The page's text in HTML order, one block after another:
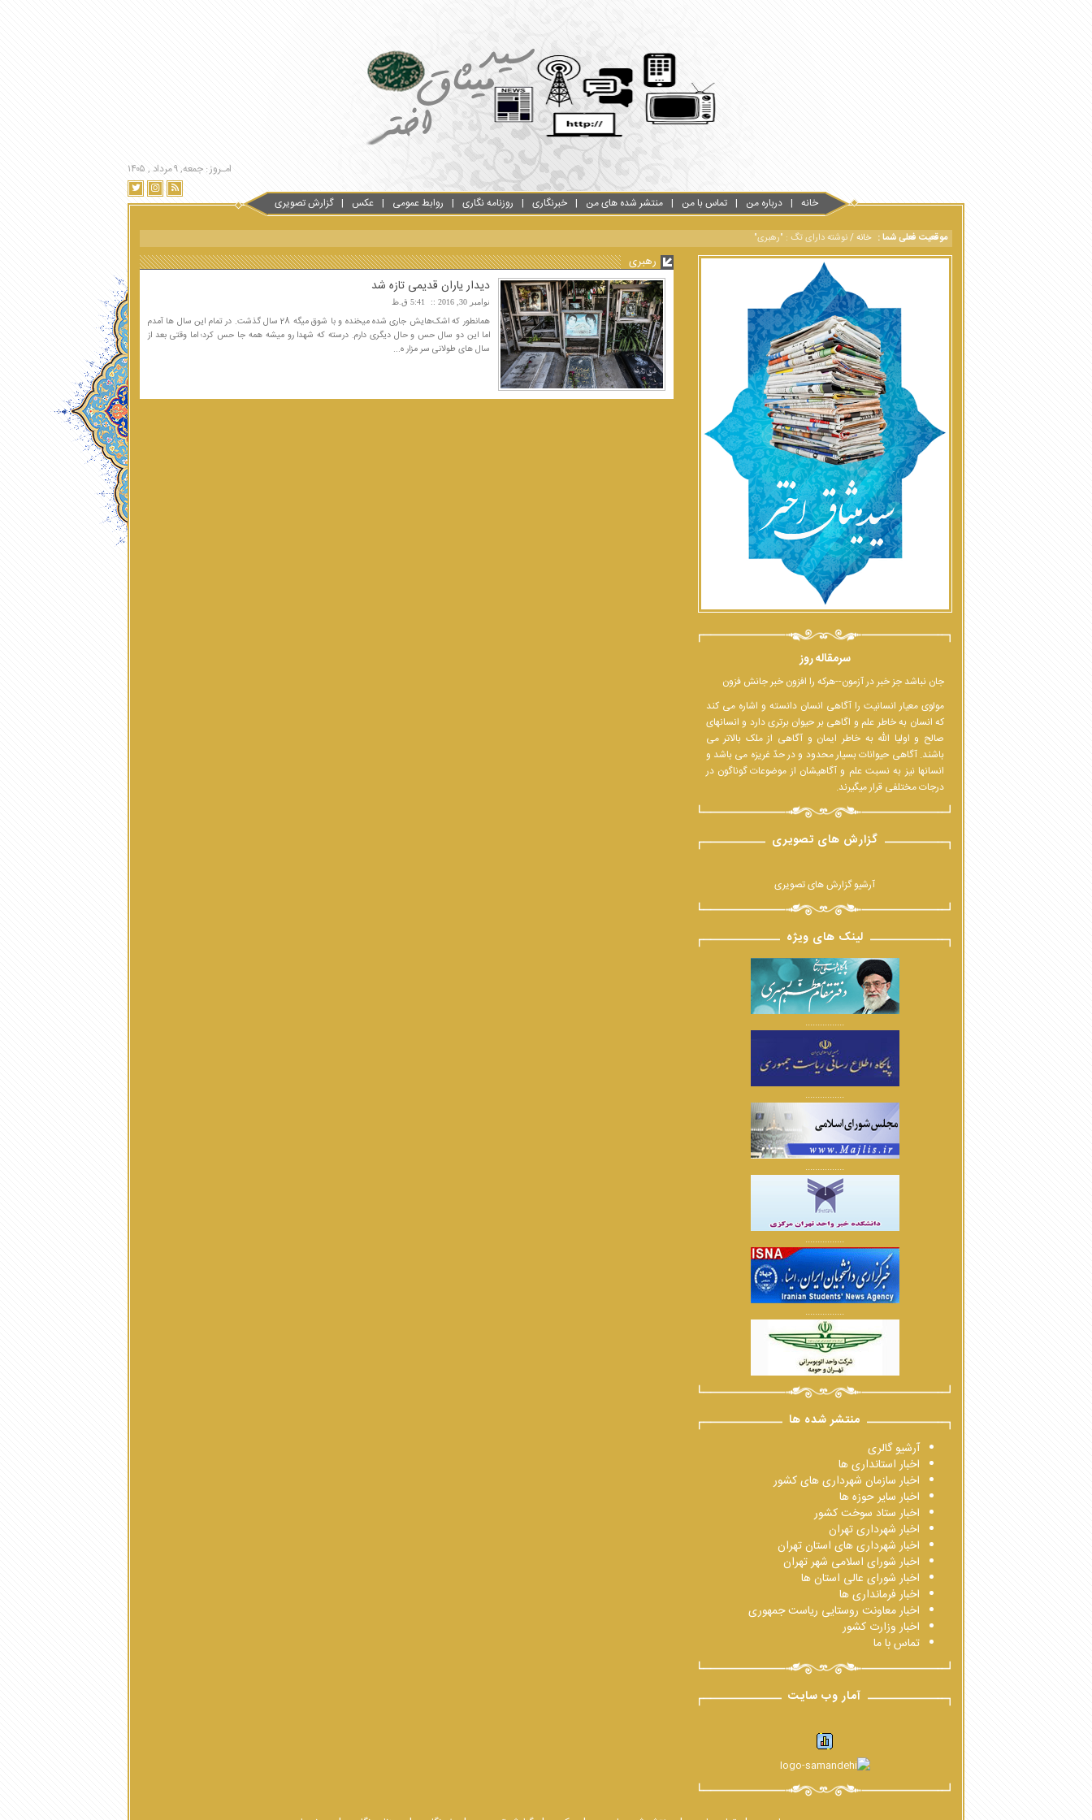
امـروز : جمعه, ۹ مرداد , ۱۴۰۵
خانه درباره من تماس با من منتشر شده های من خبرنگاری روزنامه نگاری روابط عمومی عکس گزارش تصویری
موقعیت فعلی شما : خانه/نوشته دارای تگ : "رهبری"
رهبری
دیدار یاران قدیمی تازه شد
نوامبر 30, 2016 5:41 ق.ظ
همانطور که اشک‌هایش جاری شده میخنده و با شوق میگه 28 سال گذشت. در تمام این سال ها آمدم
اما این دو سال حس و حال دیگری دارم. درسته که شهدا رو میشه همه جا حس کرد؛ اما وقتی بعد از
سال های طولانی سر مزار ه...
سرمقاله روز
جان نباشد جز خبر در آزمون--هرکه را افزون خبر جانش فزون
مولوی معیار انسانیت را آگاهی انسان دانسته و اشاره می کند
که انسان به خاطر علم و اگاهی بر حیوان برتری دارد و انسانهای
صالح و اولیا الله به خاطر ایمان و آگاهی از ملک بالاتر می
باشند. آگاهی حیوانات بسیار محدود و در حدّ غریزه می باشد و
انسانها نیز به نسبت علم و آگاهیشان از موضوعات گوناگون در
درجات مختلفی قرار میگیرند.
گزارش های تصویری
آرشیو گزارش های تصویری
لینک های ویژه
................
................
................
................
................
منتشر شده ها
آرشیو گالری
اخبار استانداری ها
اخبار سازمان شهرداری های کشور
اخبار سایر حوزه ها
اخبار ستاد سوخت کشور
اخبار شهرداری تهران
اخبار شهرداری های استان تهران
اخبار شورای اسلامی شهر تهران
اخبار شورای عالی استان ها
اخبار فرمانداری ها
اخبار معاونت روستایی ریاست جمهوری
اخبار وزارت کشور
تماس با ما
آمار وب سایت